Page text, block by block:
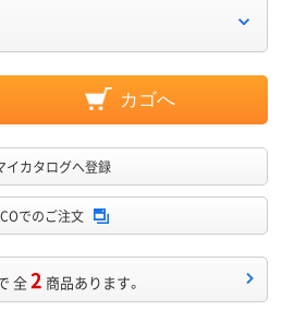
カゴへ
イカタログへ登録
でのご注文
全2 商品あります。